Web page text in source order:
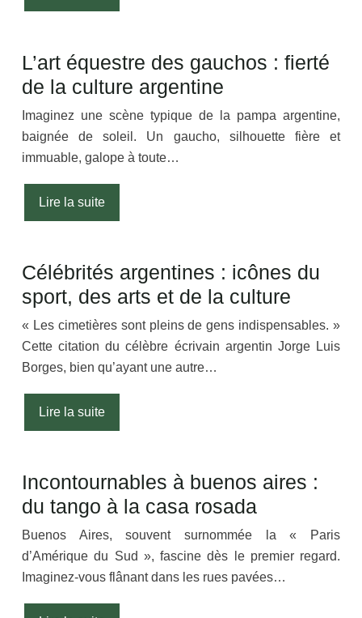
L’art équestre des gauchos : fierté
de la culture argentine
Imaginez une scène typique de la pampa argentine,
baignée de soleil. Un gaucho, silhouette fière et
immuable, galope à toute…
Lire la suite
Célébrités argentines : icônes du
sport, des arts et de la culture
« Les cimetières sont pleins de gens indispensables. »
Cette citation du célèbre écrivain argentin Jorge Luis
Borges, bien qu’ayant une autre…
Lire la suite
Incontournables à buenos aires :
du tango à la casa rosada
Buenos Aires, souvent surnommée la « Paris
d’Amérique du Sud », fascine dès le premier regard.
Imaginez-vous flânant dans les rues pavées…